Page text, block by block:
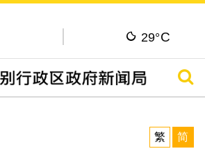
29°C
搜寻
繁
简